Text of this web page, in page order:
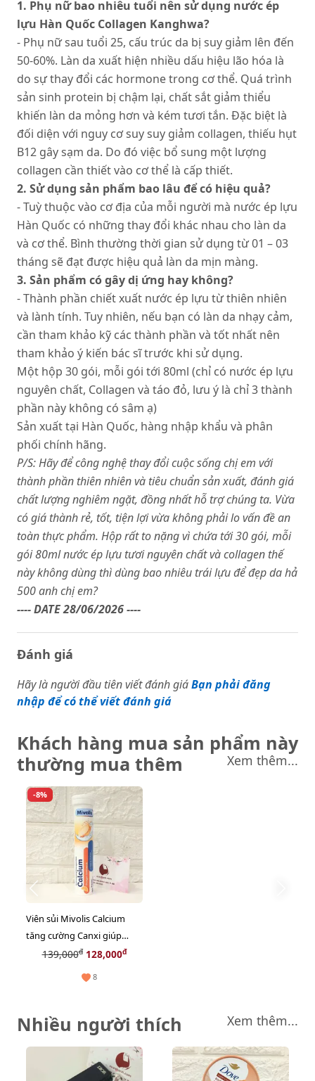
1. Phụ nữ bao nhiêu tuổi nên sử dụng nước ép
lựu Hàn Quốc Collagen Kanghwa?
- Phụ nữ sau tuổi 25, cấu trúc da bị suy giảm lên đến
50-60%. Làn da xuất hiện nhiều dấu hiệu lão hóa là
do sự thay đổi các hormone trong cơ thể. Quá trình
sản sinh protein bị chậm lại, chất sắt giảm thiểu
khiến làn da mỏng hơn và kém tươi tắn. Đặc biệt là
đối diện với nguy cơ suy suy giảm collagen, thiếu hụt
B12 gây sạm da. Do đó việc bổ sung một lượng
collagen cần thiết vào cơ thể là cấp thiết.
2. Sử dụng sản phẩm bao lâu để có hiệu quả?
- Tuỳ thuộc vào cơ địa của mỗi người mà nước ép lựu
Hàn Quốc có những thay đổi khác nhau cho làn da
và cơ thể. Bình thường thời gian sử dụng từ 01 – 03
tháng sẽ đạt được hiệu quả làn da mịn màng.
3. Sản phẩm có gây dị ứng hay không?
- Thành phần chiết xuất nước ép lựu từ thiên nhiên
và lành tính. Tuy nhiên, nếu bạn có làn da nhạy cảm,
cần tham khảo kỹ các thành phần và tốt nhất nên
tham khảo ý kiến bác sĩ trước khi sử dụng.
Một hộp 30 gói, mỗi gói tới 80ml (chỉ có nước ép lựu
nguyên chất, Collagen và táo đỏ, lưu ý là chỉ 3 thành
phần này không có sâm ạ)
Sản xuất tại Hàn Quốc, hàng nhập khẩu và phân
phối chính hãng.
P/S: Hãy để công nghệ thay đổi cuộc sống chị em với
thành phần thiên nhiên và tiêu chuẩn sản xuất, đánh giá
chất lượng nghiêm ngặt, đồng nhất hỗ trợ chúng ta. Vừa
có giá thành rẻ, tốt, tiện lợi vừa không phải lo vấn đề an
toàn thực phẩm. Hộp rất to nặng vì chứa tới 30 gói, mỗi
gói 80ml nước ép lựu tươi nguyên chất và collagen thế
này không dùng thì dùng bao nhiêu trái lựu để đẹp da hả
500 anh chị em?
---- DATE 28/06/2026 ----
Đánh giá
Hãy là người đầu tiên viết đánh giáBạn phải đăng
nhập để có thể viết đánh giá
Khách hàng mua sản phẩm này
thường mua thêm
Xem thêm...
-8%
Viên sủi Mivolis Calcium
tăng cường Canxi giúp
xương chắc khỏe, hàng nội
139,000đ128,000đ
8
Nhiều người thích Xem thêm...